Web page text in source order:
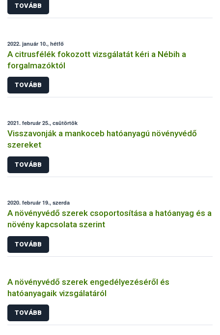
TOVÁBB
2022. január 10., hétfő
A citrusfélék fokozott vizsgálatát kéri a Nébih a
forgalmazóktól
TOVÁBB
2021. február 25., csütörtök
Visszavonják a mankoceb hatóanyagú növényvédő
szereket
TOVÁBB
2020. február 19., szerda
A növényvédő szerek csoportosítása a hatóanyag és a
növény kapcsolata szerint
TOVÁBB
A növényvédő szerek engedélyezéséről és
hatóanyagaik vizsgálatáról
TOVÁBB